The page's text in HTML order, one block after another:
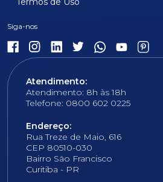
Atendimento:
Atendimento: 8h às 18h
Telefone: 0800 602 0225
Endereço:
Rua Treze de Maio, 616
CEP 80510-030
Bairro São Francisco
Curitiba - PR